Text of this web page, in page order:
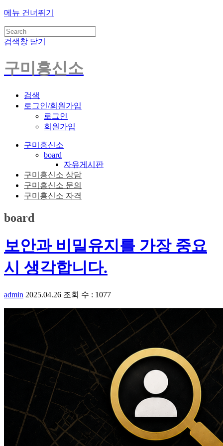
메뉴 건너뛰기
검색창 닫기
구미흥신소
검색
로그인/회원가입
로그인
회원가입
구미흥신소
board
자유게시판
구미흥신소 상담
구미흥신소 문의
구미흥신소 자격
board
보안과 비밀유지를 가장 중요
시 생각합니다.
admin 2025.04.26 조회 수 : 1077